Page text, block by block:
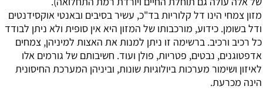
מזון צמחי הינו דל קלוריות בד"כ, עשיר בסיבים ובאנטי אוקסידנטים
ודל בשומן. כידוע, מורכבותו של המזון היא אין סופית ולא ניתן לבודד
כל רכיב ורכיב. ברשימה זו ניתן למנות את האצות למיניהן, צמחים
אדפטוגנים, נבטים, פטריות, פולן ועוד. חשיבותם של גורמים אלו
לאיזון ושימור מערכות ביולוגיות שונות, וביניהן המערכת החיסונית
הינה מכרעת.